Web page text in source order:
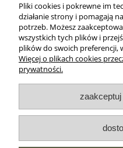
WSZELKIE PRAWA
pokaż
Pliki cookies i pokrewne im
działanie strony i pomagają
potrzeb. Możesz
wszystkich tych plików i
plików do swoich preferencji,
Więcej o plikach cookies
prywatności.